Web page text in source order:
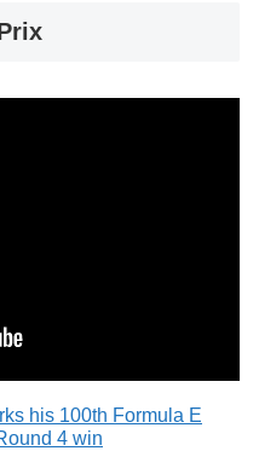
his 100th Formula E
4 win